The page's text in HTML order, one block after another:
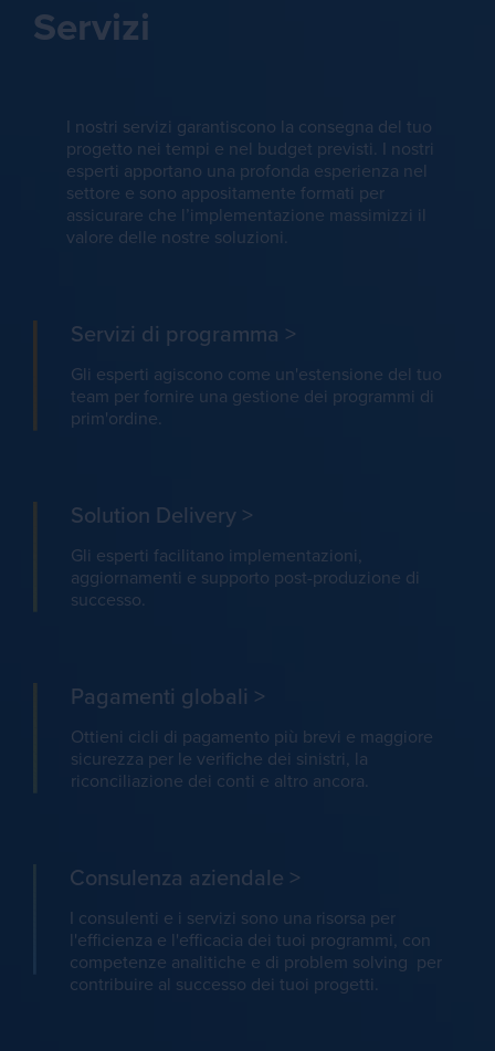
Servizi
I nostri servizi garantiscono la consegna del tuo
progetto nei tempi e nel budget previsti. I nostri
esperti apportano una profonda esperienza nel
settore e sono appositamente formati per
assicurare che l’implementazione massimizzi il
valore delle nostre soluzioni.
Servizi di programma >
Gli esperti agiscono come un'estensione del tuo
team per fornire una gestione dei programmi di
prim'ordine.
Solution Delivery >
Gli esperti facilitano implementazioni,
aggiornamenti e supporto post-produzione di
successo.
Pagamenti globali >
Ottieni cicli di pagamento più brevi e maggiore
sicurezza per le verifiche dei sinistri, la
riconciliazione dei conti e altro ancora.
Consulenza aziendale >
I consulenti e i servizi sono una risorsa per
l'efficienza e l'efficacia dei tuoi programmi, con
competenze analitiche e di problem solving per
contribuire al successo dei tuoi progetti.